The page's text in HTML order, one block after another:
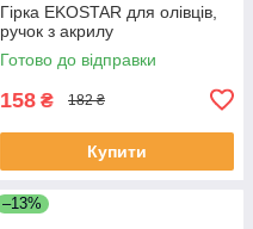
Гірка EKOSTAR для олівців,
ручок з акрилу
Готово до відправки
158 ₴ 182 ₴
Купити
–13%